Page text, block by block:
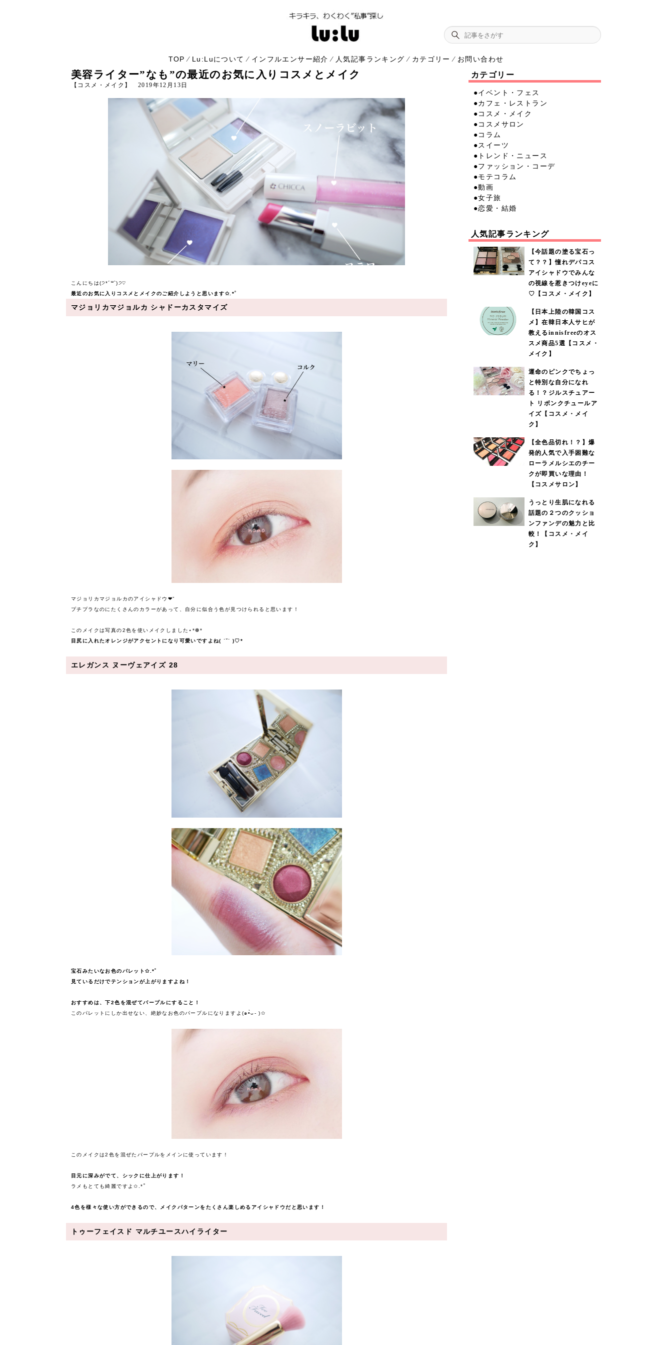
TOP ⁄ Lu:Luについて ⁄ インフルエンサー紹介 ⁄ 人気記事ランキング ⁄ カテゴリー ⁄ お問い合わせ
美容ライター”なも”の最近のお気に入りコスメとメイク
【コスメ・メイク】 2019年12月13日
こんにちは(੭*ˊ꒳​ˋ)੭♡
最近のお気に入りコスメとメイクのご紹介しようと思います✩.*˚
マジョリカマジョルカ シャドーカスタマイズ
マジョリカマジョルカのアイシャドウ❤︎”
プチプラなのにたくさんのカラーがあって、自分に似合う色が見つけられると思います！
このメイクは写真の2色を使いメイクしました⋆*❁*
目尻に入れたオレンジがアクセントになり可愛いですよね( ˙˘˙ )♡*
エレガンス ヌーヴェアイズ 28
宝石みたいなお色のパレット✩.*˚
見ているだけでテンションが上がりますよね！
おすすめは、下2色を混ぜてパープルにすること！
このパレットにしか出せない、絶妙なお色のパープルになりますよ(๑•̀ᴗ- )✩
このメイクは2色を混ぜたパープルをメインに使っています！
目元に深みがでて、シックに仕上がります！
ラメもとても綺麗ですよ✩.*˚
4色を様々な使い方ができるので、メイクパターンをたくさん楽しめるアイシャドウだと思います！
トゥーフェイスド マルチユースハイライター
カテゴリー
●イベント・フェス
●カフェ・レストラン
●コスメ・メイク
●コスメサロン
●コラム
●スイーツ
●トレンド・ニュース
●ファッション・コーデ
●モテコラム
●動画
●女子旅
●恋愛・結婚
人気記事ランキング
【今話題の塗る宝石っ
て？？】憧れデパコス
アイシャドウでみんな
の視線を惹きつけeyeに
♡【コスメ・メイク】
【日本上陸の韓国コス
メ】在韓日本人サヒが
教えるinnisfreeのオス
スメ商品5選【コスメ・
メイク】
運命のピンクでちょっ
と特別な自分になれ
る！？ジルスチュアー
ト リボンクチュールア
イズ【コスメ・メイ
ク】
【全色品切れ！？】爆
発的人気で入手困難な
ローラメルシエのチー
クが即買いな理由！
【コスメサロン】
うっとり生肌になれる
話題の２つのクッショ
ンファンデの魅力と比
較！【コスメ・メイ
ク】